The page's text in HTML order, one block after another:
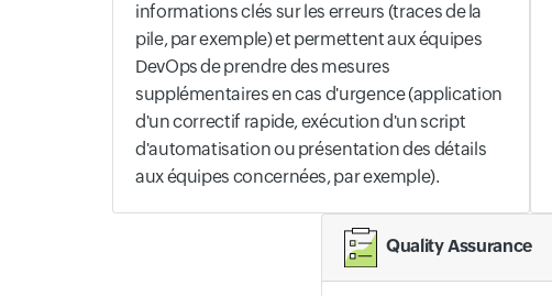
informations clés sur les erreurs (traces de la
pile, par exemple) et permettent aux équipes
DevOps de prendre des mesures
supplémentaires en cas d'urgence (application
d'un correctif rapide, exécution d'un script
d'automatisation ou présentation des détails
aux équipes concernées, par exemple).
Quality Assurance